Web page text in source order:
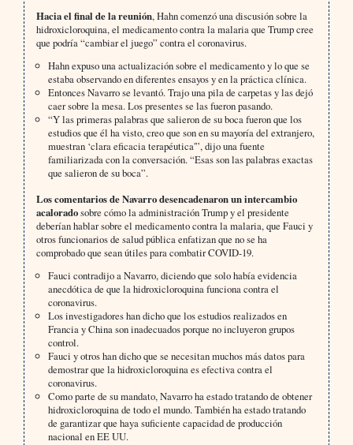
Hacia el final de la reunión, Hahn comenzó una discusión sobre la
hidroxicloroquina, el medicamento contra la malaria que Trump cree
que podría “cambiar el juego” contra el coronavirus.
Hahn expuso una actualización sobre el medicamento y lo que se
estaba observando en diferentes ensayos y en la práctica clínica.
Entonces Navarro se levantó. Trajo una pila de carpetas y las dejó
caer sobre la mesa. Los presentes se las fueron pasando.
“Y las primeras palabras que salieron de su boca fueron que los
estudios que él ha visto, creo que son en su mayoría del extranjero,
muestran ‘clara eficacia terapéutica'”, dijo una fuente
familiarizada con la conversación. “Esas son las palabras exactas
que salieron de su boca”.
Los comentarios de Navarro desencadenaron un intercambio
acaloradosobre cómo la administración Trump y el presidente
deberían hablar sobre el medicamento contra la malaria, que Fauci y
otros funcionarios de salud pública enfatizan que no se ha
comprobado que sean útiles para combatir COVID-19.
Fauci contradijo a Navarro, diciendo que solo había evidencia
anecdótica de que la hidroxicloroquina funciona contra el
coronavirus.
Los investigadores han dicho que los estudios realizados en
Francia y China son inadecuados porque no incluyeron grupos
control.
Fauci y otros han dicho que se necesitan muchos más datos para
demostrar que la hidroxicloroquina es efectiva contra el
coronavirus.
Como parte de su mandato, Navarro ha estado tratando de obtener
hidroxicloroquina de todo el mundo. También ha estado tratando
de garantizar que haya suficiente capacidad de producción
nacional en EE UU.